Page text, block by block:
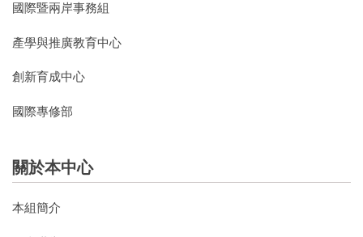
國際暨兩岸事務組
產學與推廣教育中心
創新育成中心
國際專修部
關於本中心
本組簡介